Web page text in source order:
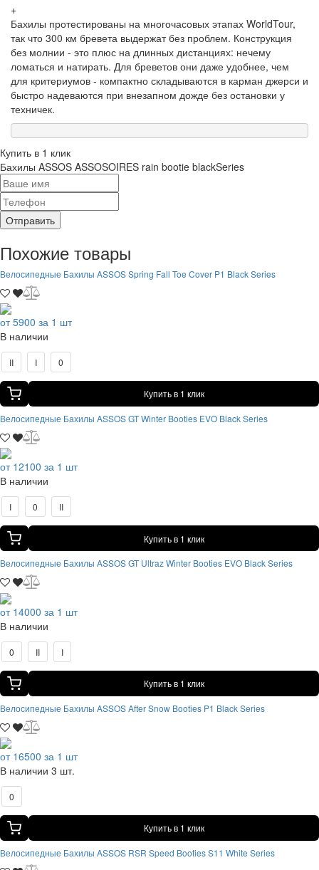
+
Бахилы протестированы на многочасовых этапах WorldTour,
так что 300 км бревета выдержат без проблем. Конструкция
без молнии - это плюс на длинных дистанциях: нечему
ломаться и натирать. Для бреветов они даже удобнее, чем
для критериумов - компактно складываются в карман джерси и
быстро надеваются при внезапном дожде без остановки у
техничек.
Купить в 1 клик
Бахилы ASSOS ASSOSOIRES rain bootie blackSeries
Отправить
Похожие товары
Велосипедные Бахилы ASSOS Spring Fall Toe Cover P1 Black Series
от 5900 за 1 шт
В наличии
II I 0
Купить в 1 клик
Велосипедные Бахилы ASSOS GT Winter Booties EVO Black Series
от 12100 за 1 шт
В наличии
I 0 II
Купить в 1 клик
Велосипедные Бахилы ASSOS GT Ultraz Winter Booties EVO Black Series
от 14000 за 1 шт
В наличии
0 II I
Купить в 1 клик
Велосипедные Бахилы ASSOS After Snow Booties P1 Black Series
от 16500 за 1 шт
В наличии 3 шт.
0
Купить в 1 клик
Велосипедные Бахилы ASSOS RSR Speed Booties S11 White Series